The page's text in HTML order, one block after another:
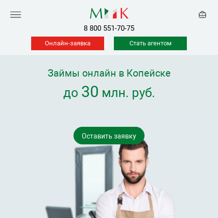
8 800 551-70-75
Онлайн-заявка Стать агентом
Оставить заявку
Займы онлайн в Копейске
до 30 млн. руб.